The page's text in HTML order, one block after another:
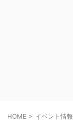
HOME > イベント情報